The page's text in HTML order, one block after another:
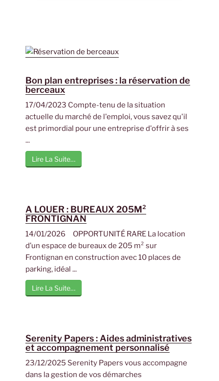
Bon plan entreprises : la réservation de
berceaux
17/04/2023 Compte-tenu de la situation
actuelle du marché de l'emploi, vous savez qu'il
est primordial pour une entreprise d'offrir à ses
...
Lire La Suite…
A LOUER : BUREAUX 205M²
FRONTIGNAN
14/01/2026 OPPORTUNITÉ RARE La location
d’un espace de bureaux de 205 m² sur
Frontignan en construction avec 10 places de
parking, idéal ...
Lire La Suite…
Serenity Papers : Aides administratives
et accompagnement personnalisé
23/12/2025 Serenity Papers vous accompagne
dans la gestion de vos démarches